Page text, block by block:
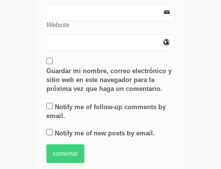
Website
Guardar mi nombre, correo electrónico y
sitio web en este navegador para la
próxima vez que haga un comentario.
Notify me of follow-up comments by
email.
Notify me of new posts by email.